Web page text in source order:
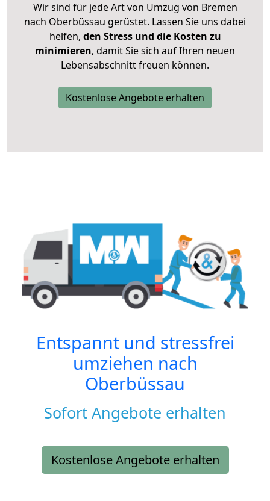
Wir sind für jede Art von Umzug von Bremen
nach Oberbüssau gerüstet. Lassen Sie uns dabei
helfen, den Stress und die Kosten zu
minimieren, damit Sie sich auf Ihren neuen
Lebensabschnitt freuen können.
Kostenlose Angebote erhalten
Entspannt und stressfrei
umziehen nach
Oberbüssau
Sofort Angebote erhalten
Kostenlose Angebote erhalten